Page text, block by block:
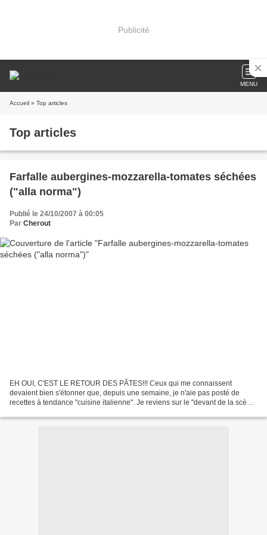
Publicité
MENU
Accueil » Top articles
Top articles
Farfalle aubergines-mozzarella-tomates séchées
("alla norma")
Publié le 24/10/2007 à 00:05
Par Cherout
EH OUI, C'EST LE RETOUR DES PÂTES!!! Ceux qui me connaissent
devaient bien s'étonner que, depuis une semaine, je n'aie pas posté de
recettes à tendance "cuisine italienne". Je reviens sur le "devant de la scène